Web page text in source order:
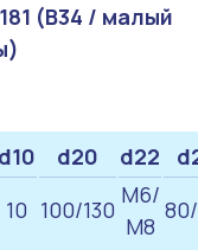
(B34 / малый
d10 d20 d22
10 100/130
M6/
М8